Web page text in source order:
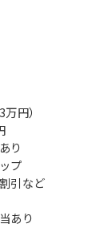
円）
り
プ
引など
あり